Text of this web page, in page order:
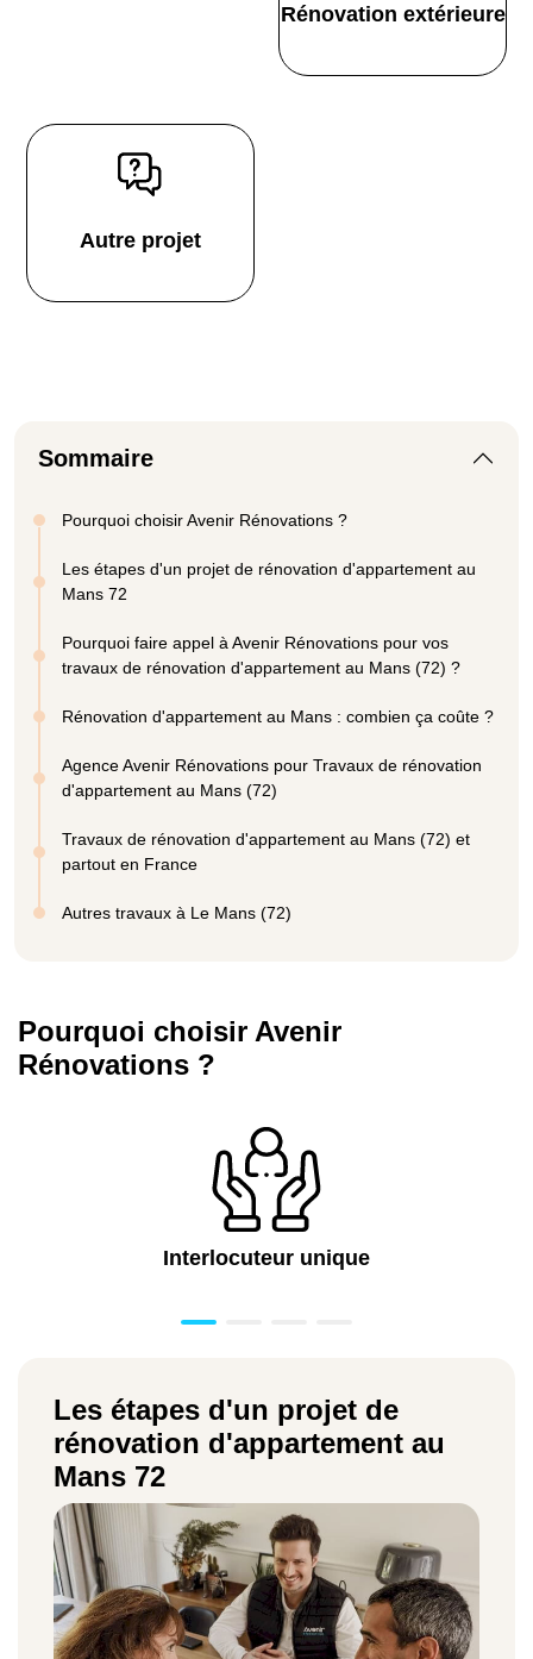
Rénovation extérieure
Autre projet
Sommaire
Pourquoi choisir Avenir Rénovations ?
Les étapes d'un projet de rénovation d'appartement au
Mans 72
Pourquoi faire appel à Avenir Rénovations pour vos
travaux de rénovation d'appartement au Mans (72) ?
Rénovation d'appartement au Mans : combien ça coûte ?
Agence Avenir Rénovations pour Travaux de rénovation
d'appartement au Mans (72)
Travaux de rénovation d'appartement au Mans (72) et
partout en France
Autres travaux à Le Mans (72)
Pourquoi choisir Avenir
Rénovations ?
Interlocuteur unique
Les étapes d'un projet de
rénovation d'appartement au
Mans 72